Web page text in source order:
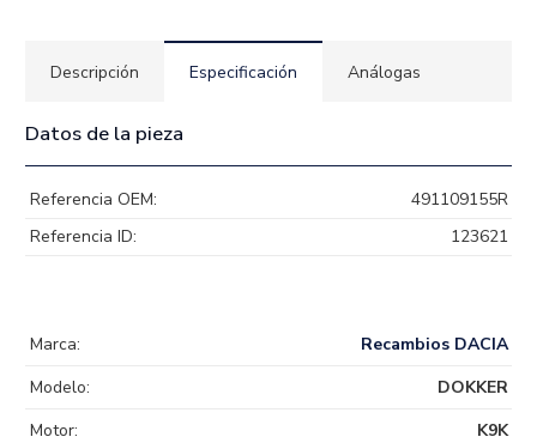
Descripción Especificación Análogas
Datos de la pieza
Referencia OEM:
491109155R
Referencia ID:
123621
Marca:
Recambios DACIA
Modelo:
DOKKER
Motor:
K9K